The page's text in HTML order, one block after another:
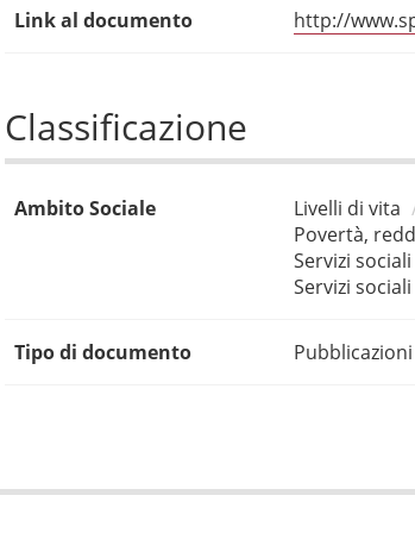
Link al documento http://
Classificazione
Ambito Sociale Livelli di vita
Povertà,
Servizi sociali
Servizi sociali
Tipo di documento